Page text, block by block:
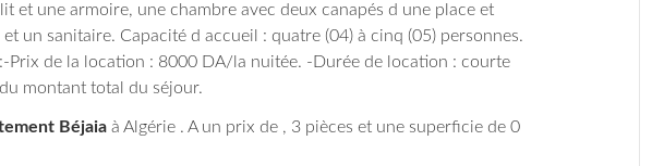
et une armoire, une chambre avec deux canapés d une place et
un sanitaire. Capacité d accueil : quatre (04) à cinq (05) personnes.
Prix de la location : 8000 DA/la nuitée. -Durée de location : courte
montant total du séjour.
Béjaia à Algérie . A un prix de , 3 pièces et une superficie de 0